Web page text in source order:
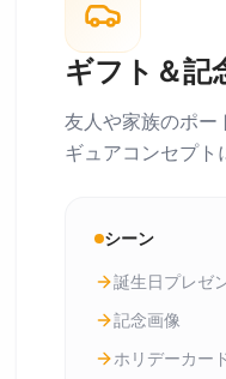
ギフト＆記
友人や家族のポー
ギュアコンセプト
シーン
誕生日プレゼ
記念画像
ホリデーカー